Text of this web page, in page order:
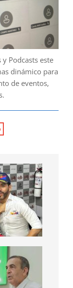
Podcasts este
dinámico para
de eventos,